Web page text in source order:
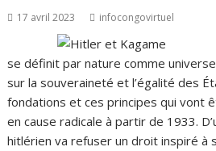
17 avril 2023 infocongovirtuel
se définit par nature comme
sur la souveraineté et l’égalité des
fondations et ces principes qui vont
en cause radicale à partir de 1933.
hitlérien va refuser un droit inspiré à